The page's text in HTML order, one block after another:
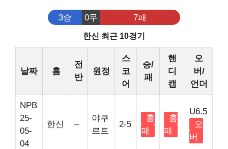
3승 0무 7패
한신 최근 10경기
날짜 홈
전
반
원정
스
코
어
승/
패
핸
디
캡
오
버/
언더
NPB
25-
05-
04
한신 –
야쿠
르트
2-5
홈
패
홈
패
U6.5
오
버